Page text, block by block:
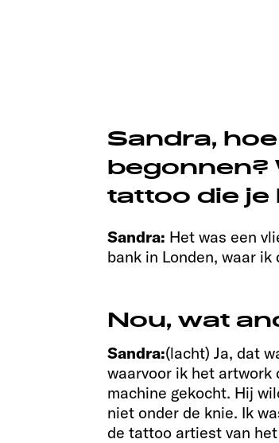
Sandra,
begonnen?
tattoo die je
Sandra: Het was een
bank in Londen, waar
Nou, wat
Sandra:(lacht) Ja, dat
waarvoor ik het artwork
machine gekocht. Hij
niet onder de knie. Ik
de tattoo artiest van